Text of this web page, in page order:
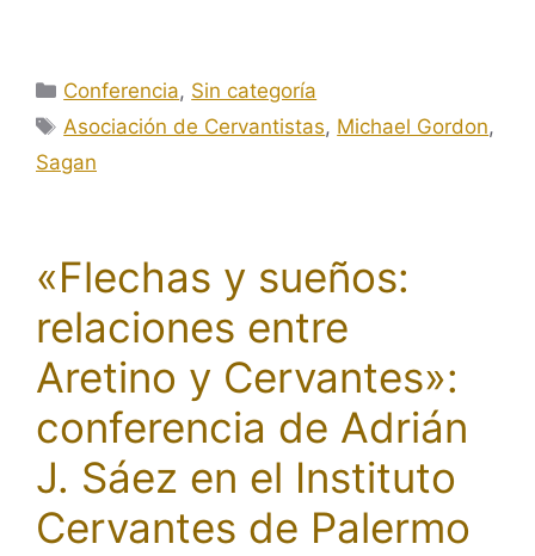
Categorías
Conferencia, Sin categoría
Etiquetas
Asociación de Cervantistas, Michael Gordon,
Sagan
«Flechas y sueños:
relaciones entre
Aretino y Cervantes»:
conferencia de Adrián
J. Sáez en el Instituto
Cervantes de Palermo